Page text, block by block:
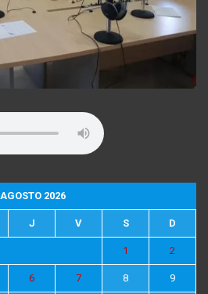
AGOSTO 2026
J V S D
1 2
6 7 8 9